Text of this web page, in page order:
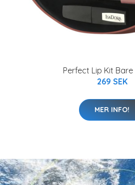
Perfect Lip Kit
269 SEK
MER INFO!